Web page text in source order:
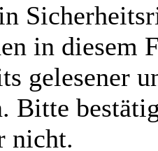
in diesem
gelesener
Bitte
nicht.